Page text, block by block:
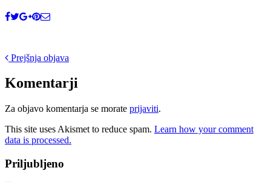
Post
navigation
Prejšnja objava
Komentarji
Za objavo komentarja se morate prijaviti.
This site uses Akismet to reduce spam. Learn how your comment
data is processed.
Priljubljeno